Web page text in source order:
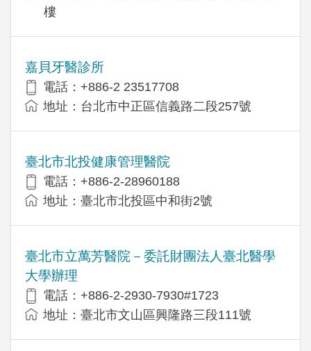
樓
嘉貝牙醫診所
電話：+886-2 23517708
地址：台北市中正區信義路二段257號
臺北市北投健康管理醫院
電話：+886-2-28960188
地址：臺北市北投區中和街2號
臺北市立萬芳醫院－委託財團法人臺北醫學
大學辦理
電話：+886-2-2930-7930#1723
地址：臺北市文山區興隆路三段111號